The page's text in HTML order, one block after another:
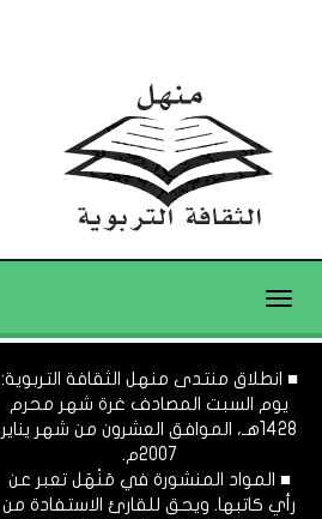
Toggle
■ انطلاق منتدى منهل الثقافة التربوية:
يوم السبت المصادف غرة شهر محرم
1428هـ، الموافق العشرون من شهر يناير
2007م.
■ المواد المنشورة في مَنْهَل تعبر عن
رأي كاتبها. ويحق للقارئ الاستفادة من